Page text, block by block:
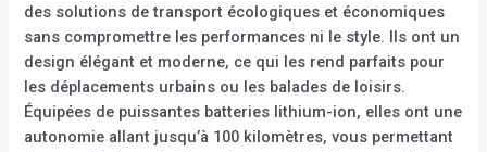
des solutions de transport écologiques et économiques
sans compromettre les performances ni le style. Ils ont un
design élégant et moderne, ce qui les rend parfaits pour
les déplacements urbains ou les balades de loisirs.
Équipées de puissantes batteries lithium-ion, elles ont une
autonomie allant jusqu’à 100 kilomètres, vous permettant